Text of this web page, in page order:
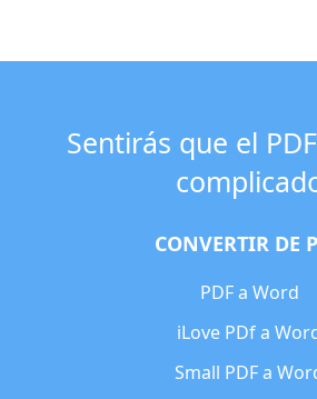
Sentirás que el
CONVERTIR DE
PDF a Word
iLove PDf a
Small PDF a